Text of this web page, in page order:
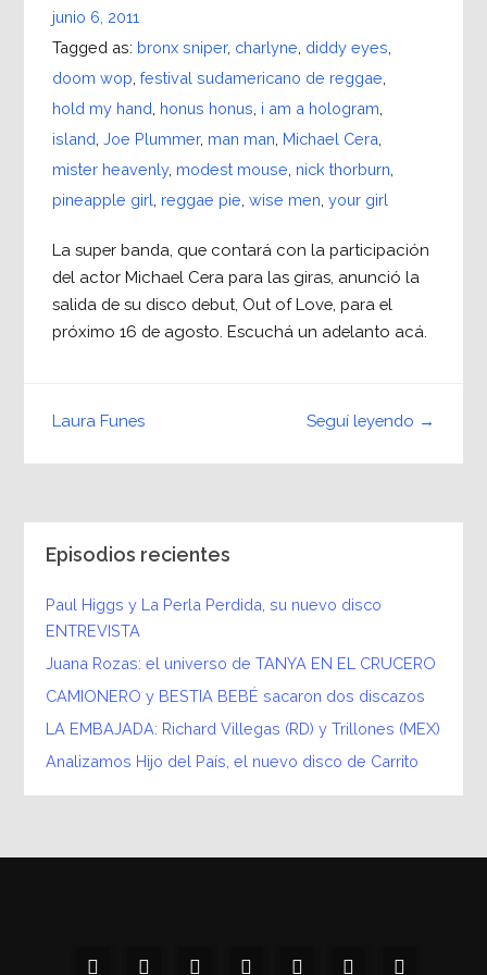
junio 6, 2011
Tagged as: bronx sniper, charlyne diddy eyes
doom wop festival sudamericano de reggae
hold my hand honus honus i am a hologram
island Joe Plummer, man man Michael Cera
mister heavenly, modest mouse nick thorburn
pineapple girl reggae pie wise men your girl
La super banda, que contará con la participación
del actor Michael Cera para las giras, anunció la
salida de su disco debut, Out of Love, para el
próximo 16 de agosto. Escuchá un adelanto acá.
Seguí leyendo →
Laura Funes
Episodios recientes
Paul Higgs y La Perla Perdida, su nuevo disco
ENTREVISTA
Juana Rozas: el universo de TANYA EN EL CRUCERO
CAMIONERO y BESTIA BEBÉ sacaron dos discazos
LA EMBAJADA: Richard Villegas (RD) y Trillones (MEX)
Analizamos Hijo del País, el nuevo disco de Carrito